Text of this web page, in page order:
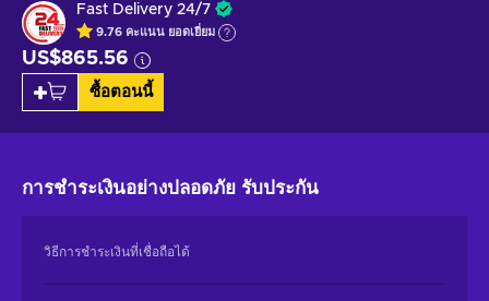
Fast Delivery 24/7
9.76 คะแนน ยอดเยี่ยม
US$865.56
ซื้อตอนนี้
การชำระเงินอย่างปลอดภัย รับประกัน
วิธีการชำระเงินที่เชื่อถือได้